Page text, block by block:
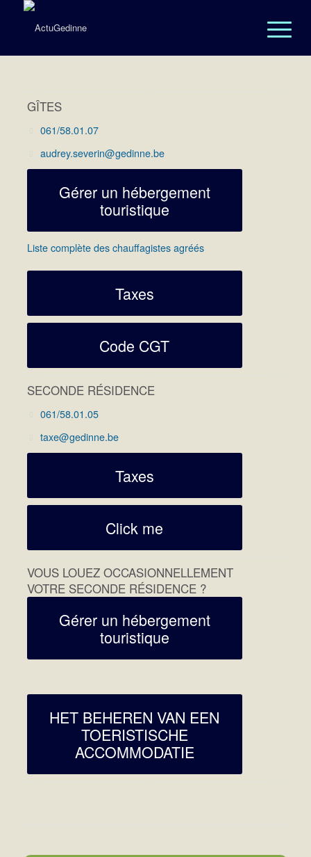
GÎTES
061/58.01.07
audrey.severin@gedinne.be
Gérer un hébergement
touristique
Liste complète des chauffagistes agréés
Taxes
Code CGT
SECONDE RÉSIDENCE
061/58.01.05
taxe@gedinne.be
Taxes
Click me
VOUS LOUEZ OCCASIONNELLEMENT
VOTRE SECONDE RÉSIDENCE ?
Gérer un hébergement
touristique
HET BEHEREN VAN EEN
TOERISTISCHE
ACCOMMODATIE